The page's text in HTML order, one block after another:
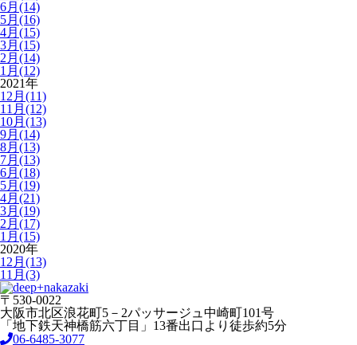
6月(14)
5月(16)
4月(15)
3月(15)
2月(14)
1月(12)
2021年
12月(11)
11月(12)
10月(13)
9月(14)
8月(13)
7月(13)
6月(18)
5月(19)
4月(21)
3月(19)
2月(17)
1月(15)
2020年
12月(13)
11月(3)
〒530-0022
大阪市北区浪花町5－2パッサージュ中崎町101号
「地下鉄天神橋筋六丁目」13番出口より徒歩約5分
06-6485-3077